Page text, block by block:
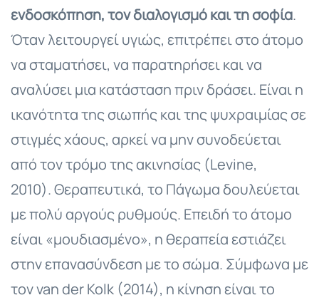
ενδοσκόπηση, τον διαλογισμό και τη σοφία.
Όταν λειτουργεί υγιώς, επιτρέπει στο άτομο
να σταματήσει, να παρατηρήσει και να
αναλύσει μια κατάσταση πριν δράσει. Είναι η
ικανότητα της σιωπής και της ψυχραιμίας σε
στιγμές χάους, αρκεί να μην συνοδεύεται
από τον τρόμο της ακινησίας (Levine,
2010). Θεραπευτικά, το Πάγωμα δουλεύεται
με πολύ αργούς ρυθμούς. Επειδή το άτομο
είναι «μουδιασμένο», η θεραπεία εστιάζει
στην επανασύνδεση με το σώμα. Σύμφωνα με
τον van der Kolk (2014), η κίνηση είναι το